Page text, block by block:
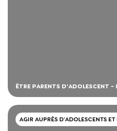
ÊTRE PARENTS D'ADOLESCENT -
AGIR AUPRÈS D’ADOLESCENTS